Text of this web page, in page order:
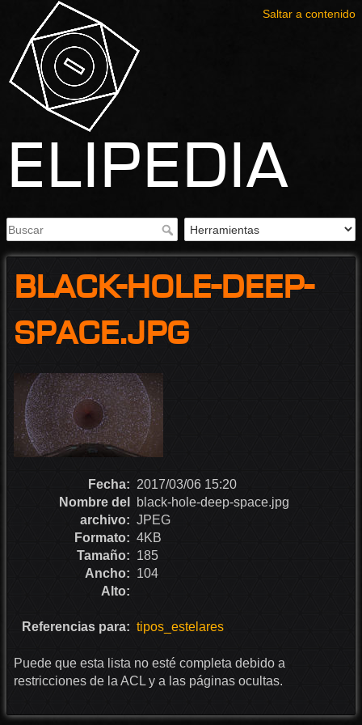
Saltar a contenido
Elipedia
black-hole-deep-
space.jpg
Fecha: 2017/03/06 15:20
Nombre del
archivo:
black-hole-deep-space.jpg
Formato:
JPEG
Tamaño:
4KB
Ancho:
185
Alto:
104
Referencias para: tipos_estelares
Puede que esta lista no esté completa debido a
restricciones de la ACL y a las páginas ocultas.